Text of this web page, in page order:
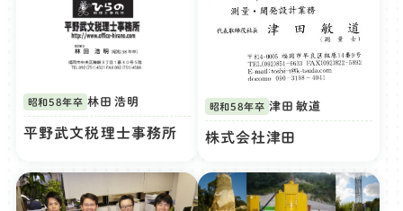
昭和58年卒 林田 浩明
平野武文税理士事務所
昭和58年卒 津田 敏道
株式会社津田